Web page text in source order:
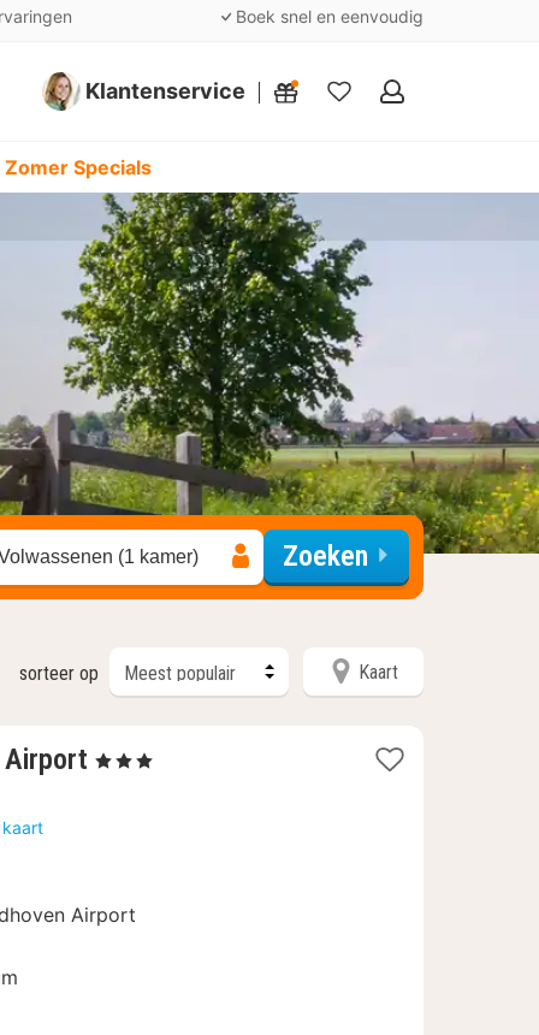
Boek snel en eenvoudig
Klantenservice
Mijn
Specials
(1 kamer) Zoeken
sorteer op Kaart
Airport 1
, 3 Sterren
kaart
Airport